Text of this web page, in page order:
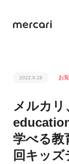
2022.9.28 お
メルカ
学べる教
回キッ